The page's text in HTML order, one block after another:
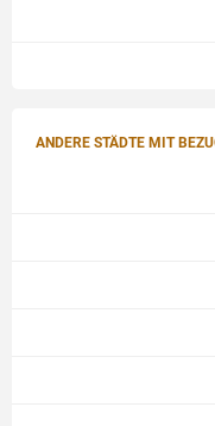
ANDERE STÄDTE MIT